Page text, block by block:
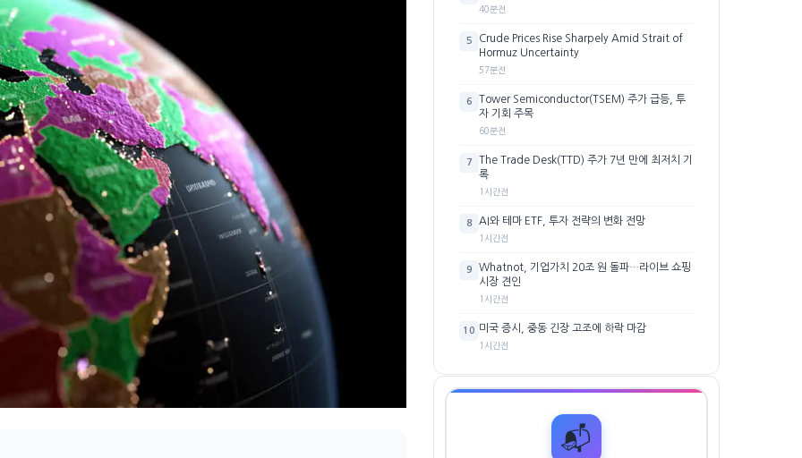
40분전
5
Crude Prices Rise Sharpely Amid Strait of
Hormuz Uncertainty
57분전
6
Tower Semiconductor(TSEM) 주가 급등, 투
자 기회 주목
60분전
7
The Trade Desk(TTD) 주가 7년 만에 최저치 기
록
1시간전
8 AI와 테마 ETF, 투자 전략의 변화 전망
1시간전
9
Whatnot, 기업가치 20조 원 돌파…라이브 쇼핑
시장 견인
1시간전
10 미국 증시, 중동 긴장 고조에 하락 마감
1시간전
📬